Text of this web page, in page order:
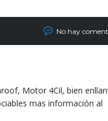
No hay
Motor 4Cil, bien
mas información al